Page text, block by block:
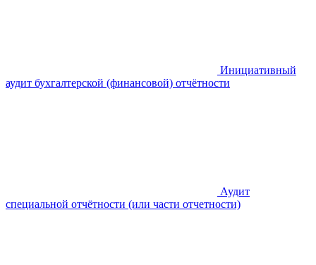
Инициативный
аудит бухгалтерской (финансовой) отчётности
Аудит
специальной отчётности (или части отчетности)